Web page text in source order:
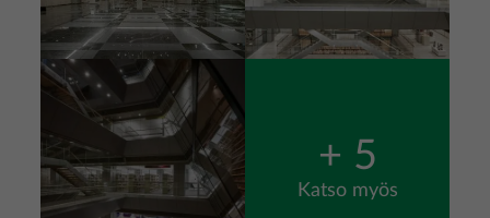
Kuva
+ 5
Katso myös